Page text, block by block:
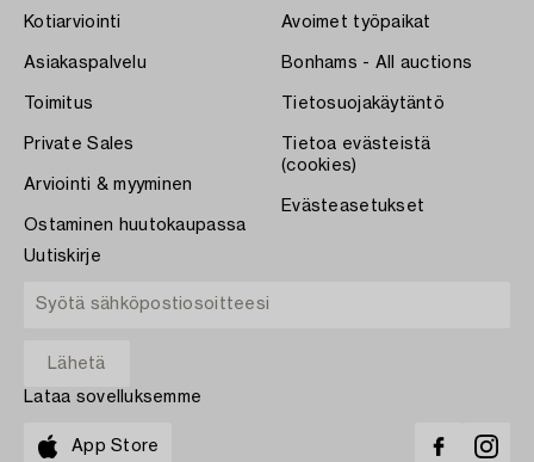
Kotiarviointi
Asiakaspalvelu
Toimitus
Private Sales
Arviointi & myyminen
Ostaminen huutokaupassa
Avoimet työpaikat
Bonhams - All auctions
Tietosuojakäytäntö
Tietoa evästeistä
(cookies)
Evästeasetukset
Uutiskirje
Lataa sovelluksemme
App Store